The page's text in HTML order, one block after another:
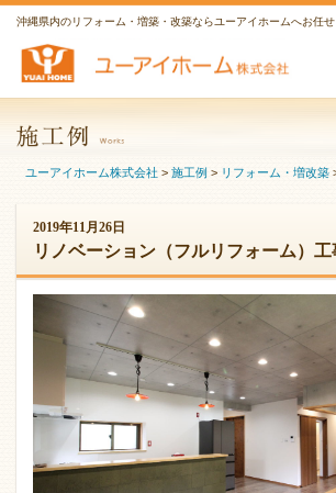
沖縄県内のリフォーム・増築・改築ならユーアイホームへお任
ユーアイホーム株式会社 > 施工例 > リフォーム・増改築
2019年11月26日
リノベーション（フルリフォーム）工